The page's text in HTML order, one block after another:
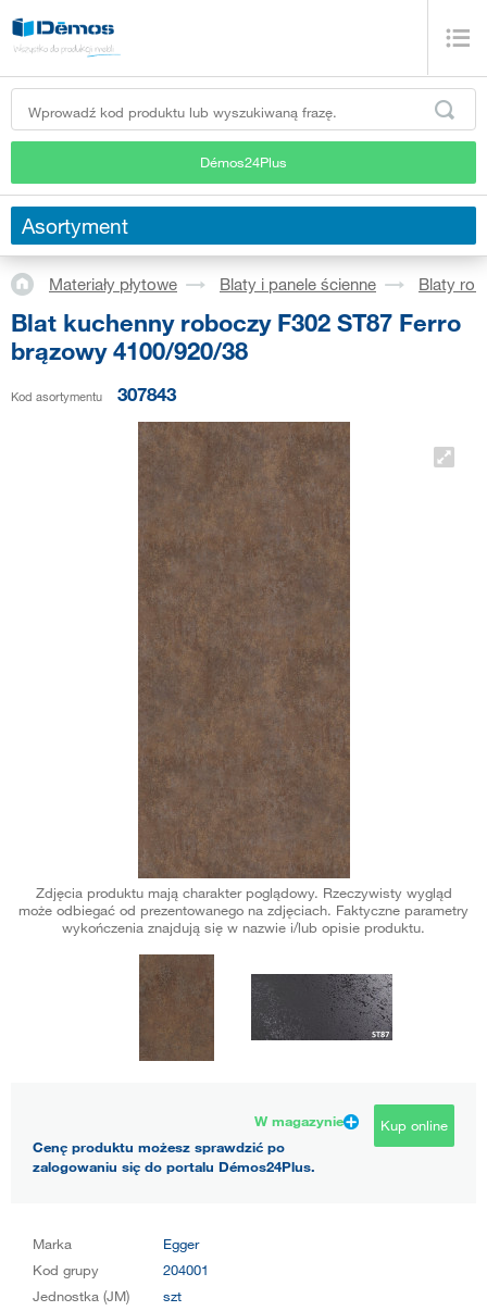
Démos24Plus
Asortyment
Materiały płytowe Blaty i panele ścienne Blaty
Blat kuchenny roboczy F302 ST87 Ferro
brązowy 4100/920/38
Kod asortymentu 307843
Zdjęcia produktu mają charakter poglądowy. Rzeczywisty wygląd
może odbiegać od prezentowanego na zdjęciach. Faktyczne parametry
wykończenia znajdują się w nazwie i/lub opisie produktu.
W magazynie
Cenę produktu możesz sprawdzić po
zalogowaniu się do portalu Démos24Plus.
Kup online
Marka
Egger
Kod grupy
204001
Jednostka (JM)
szt